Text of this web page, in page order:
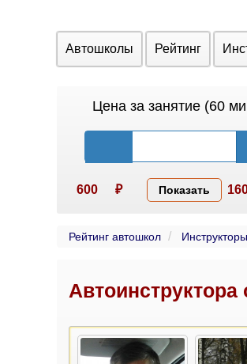
Автошколы Рейтинг
Цена за занятие (60
600 ₽ Показать
Рейтинг автошкол Инструкторы